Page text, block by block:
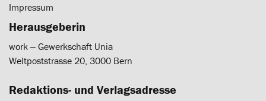
Impressum
Herausgeberin
work ‒ Gewerkschaft Unia
Weltpoststrasse 20, 3000 Bern
Redaktions- und Verlagsadresse